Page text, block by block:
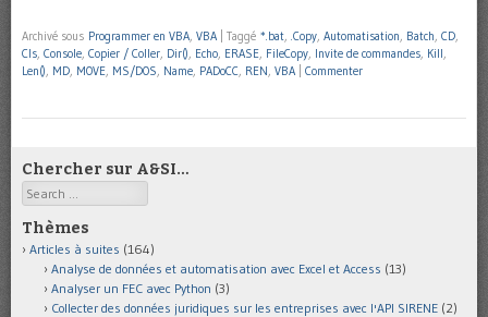
Archivé sous Programmer en VBA, VBA Taggé *.bat, .Copy, Automatisation, Batch, CD,
Cls, Console, Copier / Coller, Dir(), Echo, ERASE, FileCopy, Invite de commandes, Kill,
Len(), MD, MOVE, MS/DOS, Name, PADoCC, REN, VBA Commenter
Chercher sur A&SI…
Search
Thèmes
Articles à suites (164)
Analyse de données et automatisation avec Excel et Access (13)
Analyser un FEC avec Python (3)
Collecter des données juridiques sur les entreprises avec l'API SIRENE (2)